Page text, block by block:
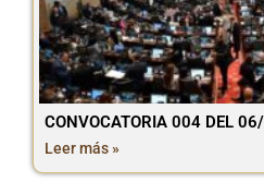
CONVOCATORIA 004 DEL
Leer más »